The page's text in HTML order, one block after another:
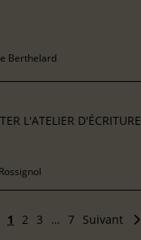
Berthelard
L'ATELIER D'ÉCRITURE
1 2 3 … 7 Suivant